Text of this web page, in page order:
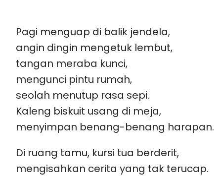
Pagi menguap di balik jendela,
angin dingin mengetuk lembut,
tangan meraba kunci,
mengunci pintu rumah,
seolah menutup rasa sepi.
Kaleng biskuit usang di meja,
menyimpan benang-benang harapan.
Di ruang tamu, kursi tua berderit,
mengisahkan cerita yang tak terucap.